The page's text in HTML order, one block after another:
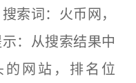
索词：火币网，
：从搜索结果中
的网站，排名位